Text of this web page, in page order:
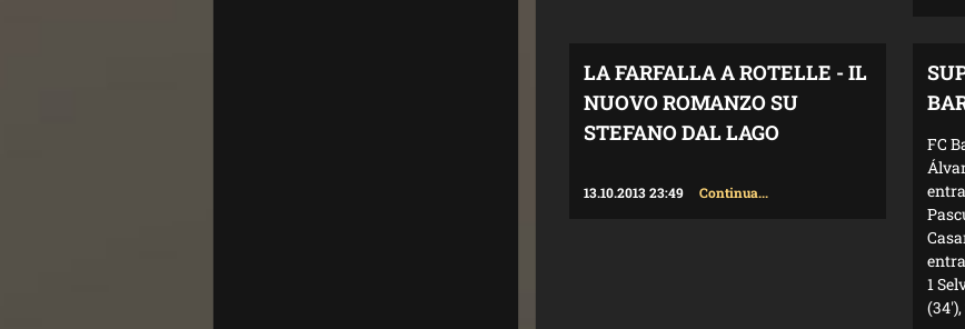
LA FARFALLA A ROTELLE - IL
NUOVO ROMANZO SU
STEFANO DAL LAGO
13.10.2013 23:49 Continua...
FC
1